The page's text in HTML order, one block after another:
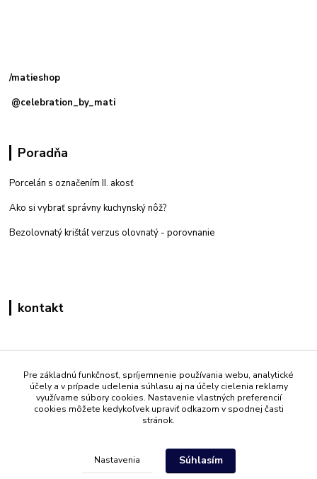
/matieshop
@celebration_by_mati
Poradňa
Porcelán s označením II. akosť
Ako si vybrať správny kuchynský nôž?
Bezolovnatý krištáľ verzus olovnatý - porovnanie
kontakt
+421 908 861 051
(Po - Pia 7:30-15:30)
info@mati.sk
Pre základnú funkčnosť, spríjemnenie používania webu, analytické
účely a v prípade udelenia súhlasu aj na účely cielenia reklamy
využívame súbory cookies. Nastavenie vlastných preferencií
cookies môžete kedykoľvek upraviť odkazom v spodnej časti
stránok.
Nastavenia Súhlasím